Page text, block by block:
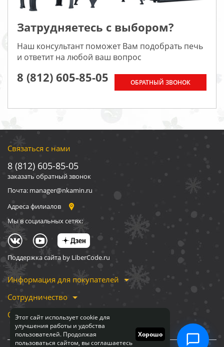
Этот сайт использует cookie для
улучшения работы и удобства
пользователей. Продолжая
пользоваться сайтом, вы соглашаетесь
Хорошо
Затрудняетесь с выбором?
Наш консультант поможет Вам подобрать печь
и ответит на любой ваш вопрос
8 (812) 605-85-05 ОБРАТНЫЙ ЗВОНОК
Связаться с нами
8 (812) 605-85-05
заказать обратный звонок
Почта: manager@nkamin.ru
Адреса филиалов
Мы в социальных сетях:
Поддержка сайта by LiberCode.ru
Информация для покупателей
Сотрудничество
О компании